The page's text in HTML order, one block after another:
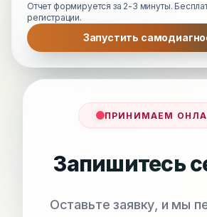
Отчет формируется за 2-3 минуты.
регистрации.
Запустить
ПРИНИМАЕМ
Запишитесь
Оставьте заявку, и мы